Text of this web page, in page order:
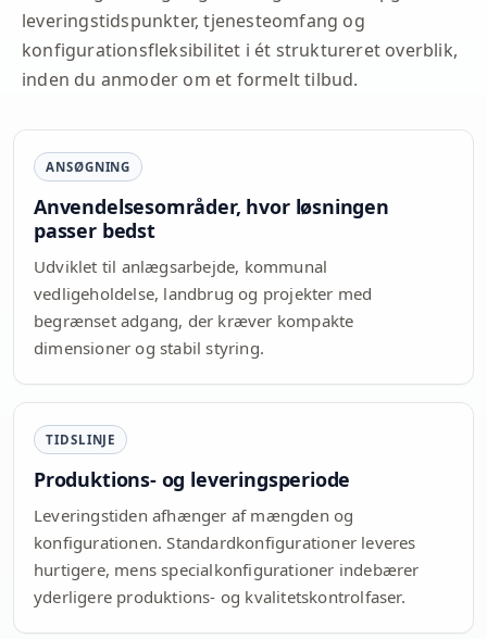
leveringstidspunkter, tjenesteomfang og
konfigurationsfleksibilitet i ét struktureret overblik,
inden du anmoder om et formelt tilbud.
ANSØGNING
Anvendelsesområder, hvor løsningen
passer bedst
Udviklet til anlægsarbejde, kommunal
vedligeholdelse, landbrug og projekter med
begrænset adgang, der kræver kompakte
dimensioner og stabil styring.
TIDSLINJE
Produktions- og leveringsperiode
Leveringstiden afhænger af mængden og
konfigurationen. Standardkonfigurationer leveres
hurtigere, mens specialkonfigurationer indebærer
yderligere produktions- og kvalitetskontrolfaser.